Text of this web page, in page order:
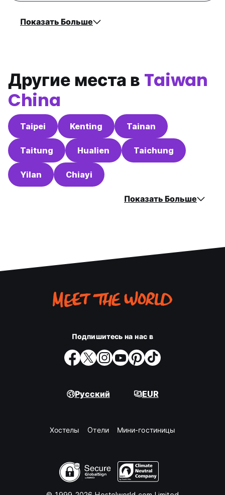
Показать Больше
Другие места в Taiwan
China
Taipei Kenting Tainan
Taitung Hualien Taichung
Yilan Chiayi
Показать Больше
Подпишитесь на нас в
Русский EUR
Хостелы Oтели Мини-гостиницы